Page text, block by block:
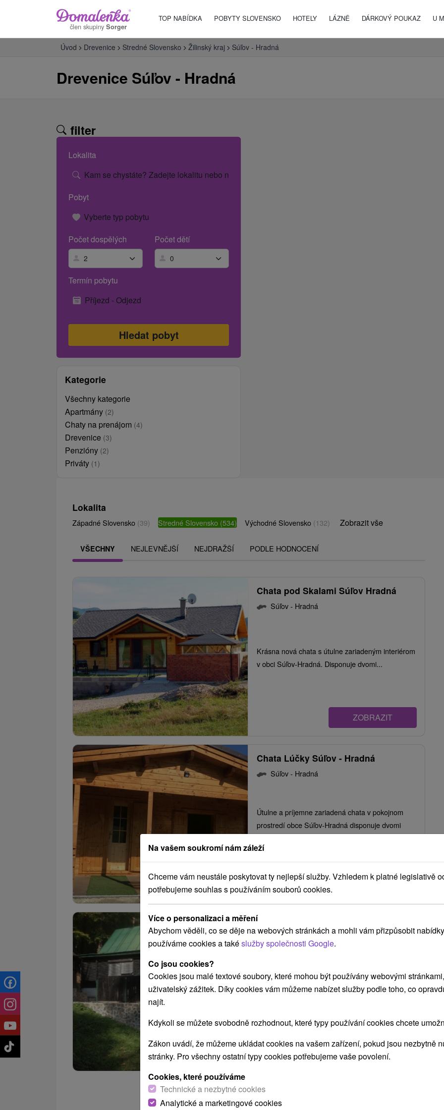
člen skupiny Sorger
TOP NABÍDKA POBYTY SLOVENSKO HOTELY LÁZNĚ DÁRKOVÝ POUKAZ U
Úvod Drevenice Stredné Slovensko Žilinský kraj Súľov - Hradná
Drevenice Súľov - Hradná
filter
Lokalita
Kam se chystáte? Zadejte lokalitu nebo název hotelu.
Pobyt
Vyberte typ pobytu
Počet dospělých
Počet dětí
Termín pobytu
Příjezd - Odjezd
Kategorie
Všechny kategorie
Apartmány (2)
Chaty na prenájom (4)
Drevenice (3)
Penzióny (2)
Priváty (1)
Lokalita
Západné Slovensko (39) Stredné Slovensko (534) Východné Slovensko (132) Zobrazit vše
VŠECHNY NEJLEVNĚJŠÍ NEJDRAŽŠÍ PODLE HODNOCENÍ
Chata pod Skalami Súľov Hradná
Súľov - Hradná
Krásna nová chata s útulne zariadeným interiérom
v obci Súľov-Hradná. Disponuje dvomi...
ZOBRAZIT
Chata Lúčky Súľov - Hradná
Súľov - Hradná
Útulne a príjemne zariadená chata v pokojnom
prostredí obce Súľov-Hradná disponuje dvomi
ZOBRAZIT
Chata Súľov Hradná
Súľov - Hradná
Pekná chatka pri tichom lese v malebnej obci
Súľov-Hradná. Disponuje dvomi spálňami a
ZOBRAZIT
Na vašem soukromí nám záleží
Chceme vám neustále poskytovat ty nejlepší služby. Vzhledem k platné legislativě
potřebujeme souhlas s používáním souborů cookies.
Více o personalizaci a měření
Abychom věděli, co se děje na webových stránkách a mohli vám přizpůsobit
používáme cookies a takéslužby společnosti Google.
Co jsou cookies?
Cookies jsou malé textové soubory, které mohou být používány webovými
uživatelský zážitek. Díky cookies vám můžeme nabízet služby podle toho, co
najít.
Kdykoli se můžete svobodně rozhodnout, které typy používání cookies chcete
Zákon uvádí, že můžeme ukládat cookies na vašem zařízení, pokud jsou nezbytně
stránky. Pro všechny ostatní typy cookies potřebujeme vaše povolení.
Cookies, které používáme
Technické a nezbytné cookies
Analytické a marketingové cookies